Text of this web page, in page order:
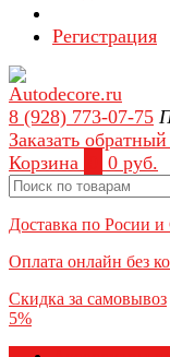
Регистрация
8 (928) 773-07-75
Заказать
Корзина
0 руб.
Доставка по Росии
Оплата онлайн без
Скидка за самовывоз
5%